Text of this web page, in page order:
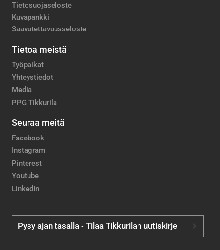
Tietosuojaseloste
Kuvapankki
Saavutettavuusseloste
Tietoa meistä
Työpaikat
Yhteystiedot
Media
PPG Tikkurila
Seuraa meitä
Facebook
Instagram
Pinterest
Youtube
LinkedIn
Pysy ajan tasalla - Tilaa Tikkurilan uutiskirje